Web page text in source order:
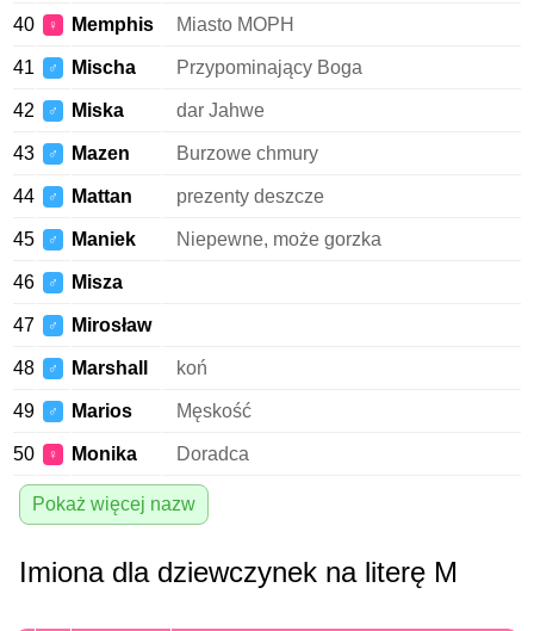
40 ♀ Memphis Miasto MOPH
41 ♂ Mischa Przypominający Boga
42 ♂ Miska dar Jahwe
43 ♂ Mazen Burzowe chmury
44 ♂ Mattan prezenty deszcze
45 ♂ Maniek Niepewne, może gorzka
46 ♂ Misza
47 ♂ Mirosław
48 ♂ Marshall koń
49 ♂ Marios Męskość
50 ♀ Monika Doradca
Pokaż więcej nazw
Imiona dla dziewczynek na literę M